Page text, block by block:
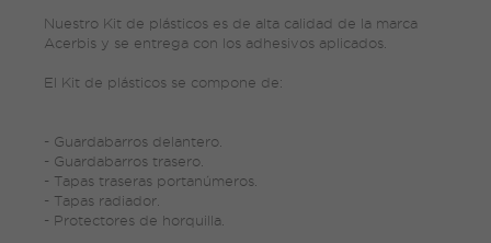
Nuestro Kit de plásticos es de alta calidad de la marca
Acerbis y se entrega con los adhesivos aplicados.
El Kit de plásticos se compone de:
- Guardabarros delantero.
- Guardabarros trasero.
- Tapas traseras portanúmeros.
- Tapas radiador.
- Protectores de horquilla.